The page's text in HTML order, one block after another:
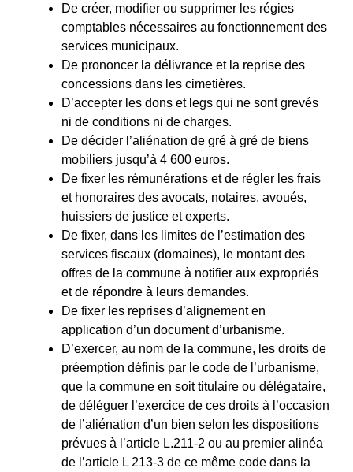
De créer, modifier ou supprimer les régies
comptables nécessaires au fonctionnement des
services municipaux.
De prononcer la délivrance et la reprise des
concessions dans les cimetières.
D’accepter les dons et legs qui ne sont grevés
ni de conditions ni de charges.
De décider l’aliénation de gré à gré de biens
mobiliers jusqu’à 4 600 euros.
De fixer les rémunérations et de régler les frais
et honoraires des avocats, notaires, avoués,
huissiers de justice et experts.
De fixer, dans les limites de l’estimation des
services fiscaux (domaines), le montant des
offres de la commune à notifier aux expropriés
et de répondre à leurs demandes.
De fixer les reprises d’alignement en
application d’un document d’urbanisme.
D’exercer, au nom de la commune, les droits de
préemption définis par le code de l’urbanisme,
que la commune en soit titulaire ou délégataire,
de déléguer l’exercice de ces droits à l’occasion
de l’aliénation d’un bien selon les dispositions
prévues à l’article L.211-2 ou au premier alinéa
de l’article L 213-3 de ce même code dans la